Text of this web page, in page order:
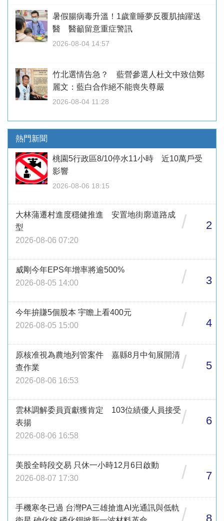
暑假腸病毒升溫！1歲童睡夢反覆肌抽躍送
醫 醫籲留意重症警訊
2026-08-04 14:57
竹北選情告急？ 藍營參選人杜文中致信鄭
麗文：藍白合作絕不能喪失尊嚴
2026-08-04 11:28
熱門新聞
桃園5行政區8/10停水11小時 近10萬戶受
影響
2026-08-06 18:15
大林蒲遷村進度穩健推進 安置地街廓道路成
型
2026-08-06 07:20
/ 2
威剛今年EPS年增率將逾500%
2026-08-05 14:00
/ 3
今年拚賺5個股本 宇瞻上看400元
2026-08-05 15:00
/ 4
原核准視為農地列管案件 嘉縣8月中旬展開清
查作業
2026-08-06 16:53
/ 5
雲林調解委員貢獻獲肯定 103位績優人員接受
表揚
2026-08-06 16:58
/ 6
美股全時段交易 只休一小時12月6日啟動
2026-08-07 17:30
/ 7
手機寒冬已過 台灣PA三雄搶進AI光通訊與低軌 / 8